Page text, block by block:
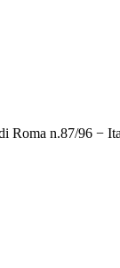
Roma n.87/96 −